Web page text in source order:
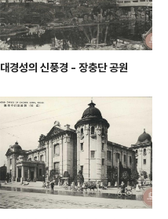
대경성의 신풍경 - 장충단 공원